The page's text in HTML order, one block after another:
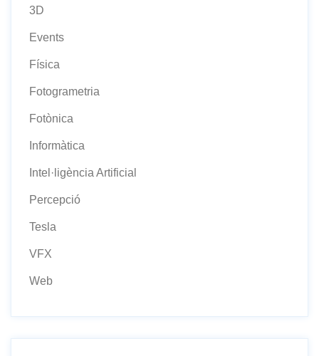
3D
Events
Física
Fotogrametria
Fotònica
Informàtica
Intel·ligència Artificial
Percepció
Tesla
VFX
Web